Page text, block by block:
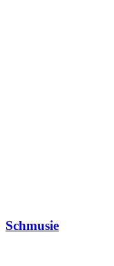
Schmusie